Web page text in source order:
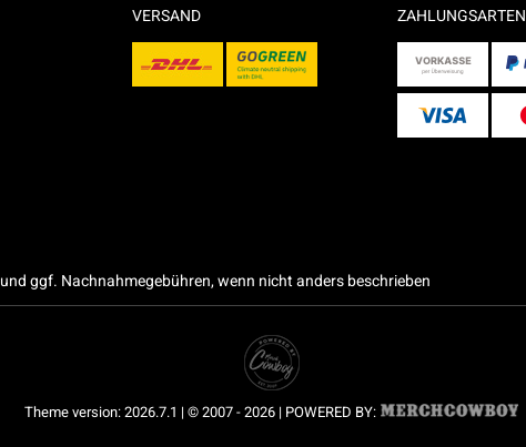
VERSAND ZAHLUNGSARTEN
und ggf. Nachnahmegebühren, wenn nicht anders beschrieben
Theme version: 2026.7.1 | © 2007 - 2026 | POWERED BY: